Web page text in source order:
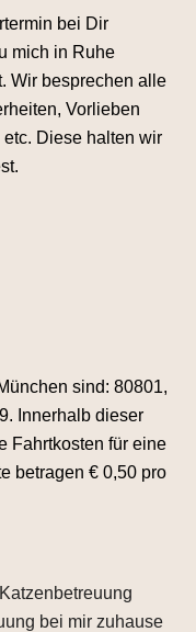
bei Dir
mich in Ruhe
Wir besprechen alle
Vorlieben
Diese halten wir
sind: 80801,
Innerhalb dieser
Fahrtkosten für eine
betragen € 0,50 pro
bei mir zuhause